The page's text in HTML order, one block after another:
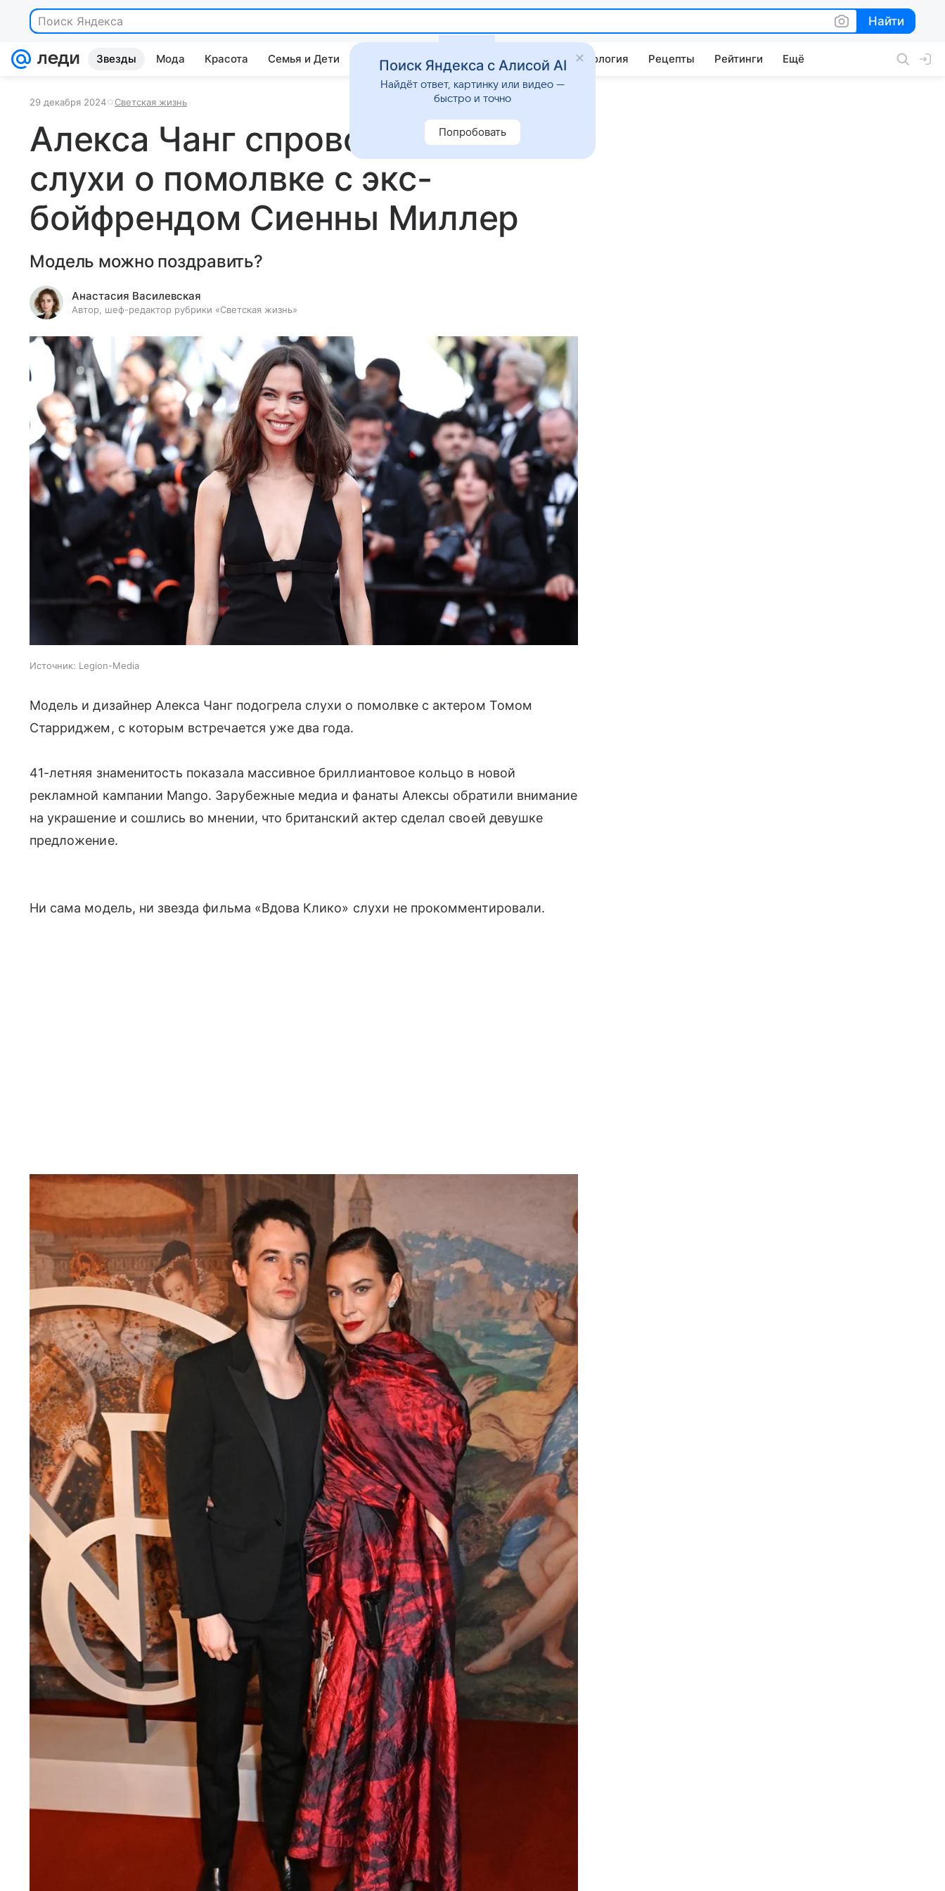
Поиск Яндекса Найти
Найти
Звезды Мода Красота Семья и Дети Дом Гороскопы Стиль жизни Психология Рецепты Рейтинги Ещё
29 декабря 2024 Светская жизнь
Алекса Чанг спровоцировала
слухи о помолвке с экс-
бойфрендом Сиенны Миллер
Модель можно поздравить?
Анастасия Василевская
Автор, шеф-редактор рубрики «Светская жизнь»
Источник: Legion-Media
Модель и дизайнер Алекса Чанг подогрела слухи о помолвке с актером Томом
Старриджем, с которым встречается уже два года.
41-летняя знаменитость показала массивное бриллиантовое кольцо в новой
рекламной кампании Mango. Зарубежные медиа и фанаты Алексы обратили внимание
на украшение и сошлись во мнении, что британский актер сделал своей девушке
предложение.
Ни сама модель, ни звезда фильма «Вдова Клико» слухи не прокомментировали.
Поиск Яндекса с Алисой AI
Найдёт ответ, картинку или видео —
быстро и точно
Попробовать